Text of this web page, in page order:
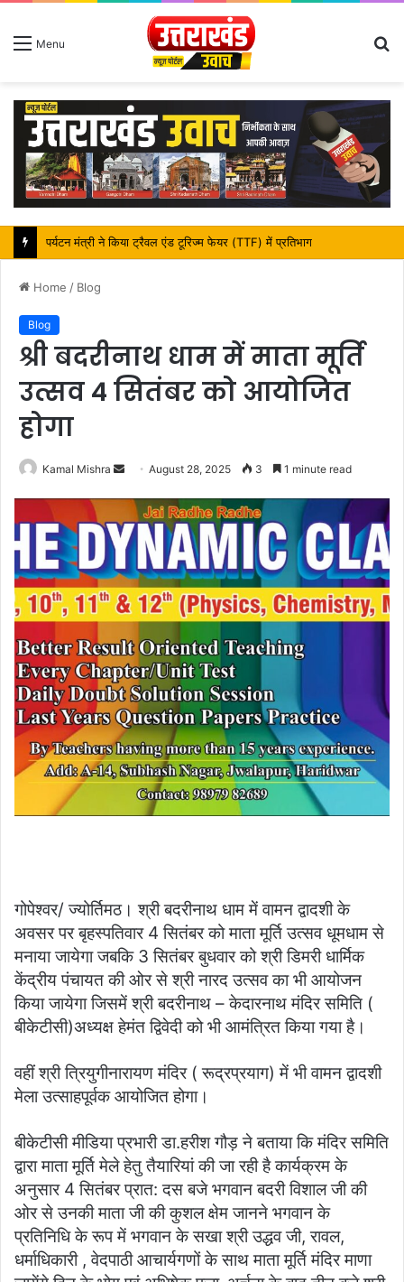
Menu
महापौर शंभू पासवान के जन्मदिवस पर क्षेत्र में विकास की सौगात
Home / Blog
Blog
श्री बदरीनाथ धाम में माता मूर्ति
उत्सव 4 सितंबर को आयोजित
होगा
Kamal Mishra
Send
email
August 28, 2025 3 1 minute read
गोपेश्वर/ ज्योर्तिमठ। श्री बदरीनाथ धाम में वामन द्वादशी के
अवसर पर बृहस्पतिवार 4 सितंबर को माता मूर्ति उत्सव धूमधाम से
मनाया जायेगा जबकि 3 सितंबर बुधवार को श्री डिमरी धार्मिक
केंद्रीय पंचायत की ओर से श्री नारद उत्सव का भी आयोजन
किया जायेगा जिसमें श्री बदरीनाथ – केदारनाथ मंदिर समिति (
बीकेटीसी)अध्यक्ष हेमंत द्विवेदी को भी आमंत्रित किया गया है।
वहीं श्री त्रियुगीनारायण मंदिर ( रूद्रप्रयाग) में भी वामन द्वादशी
मेला उत्साहपूर्वक आयोजित होगा।
बीकेटीसी मीडिया प्रभारी डा.हरीश गौड़ ने बताया कि मंदिर समिति
द्वारा माता मूर्ति मेले हेतु तैयारियां की जा रही है कार्यक्रम के
अनुसार 4 सितंबर प्रात: दस बजे भगवान बदरी विशाल जी की
ओर से उनकी माता जी की कुशल क्षेम जानने भगवान के
प्रतिनिधि के रूप में भगवान के सखा श्री उद्धव जी, रावल,
धर्माधिकारी , वेदपाठी आचार्यगणों के साथ माता मूर्ति मंदिर माणा